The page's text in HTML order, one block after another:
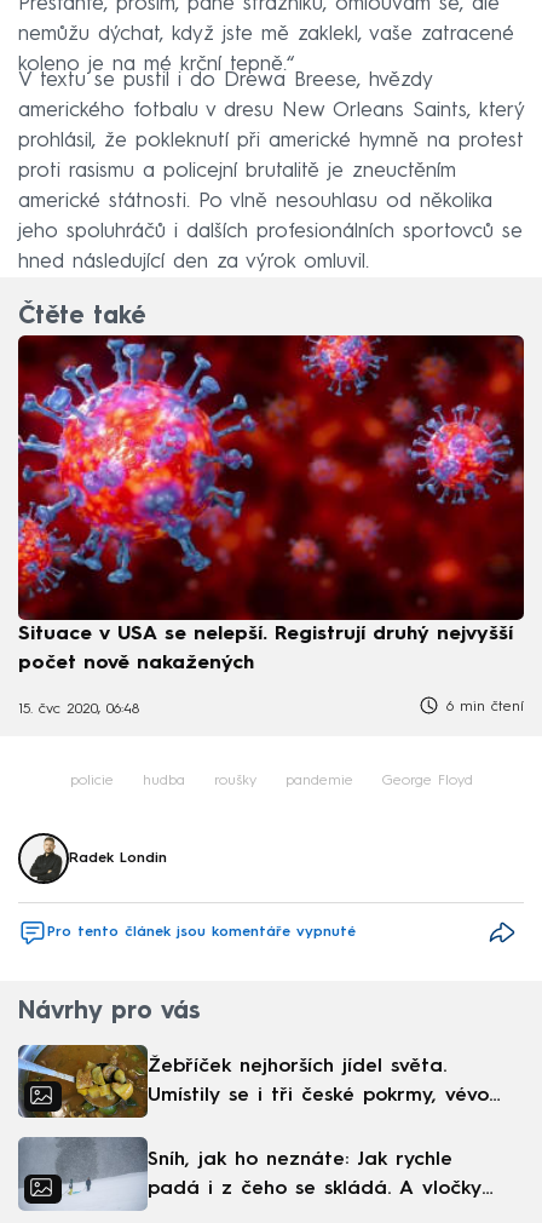
Přestaňte, prosím, pane strážníku, omlouvám se, ale
nemůžu dýchat, když jste mě zaklekl, vaše zatracené
koleno je na mé krční tepně.“
V textu se pustil i do Drewa Breese, hvězdy
amerického fotbalu v dresu New Orleans Saints, který
prohlásil, že pokleknutí při americké hymně na protest
proti rasismu a policejní brutalitě je zneuctěním
americké státnosti. Po vlně nesouhlasu od několika
jeho spoluhráčů i dalších profesionálních sportovců se
hned následující den za výrok omluvil.
Čtěte také
Situace v USA se nelepší. Registrují druhý nejvyšší
počet nově nakažených
15. čvc 2020, 06:48 6 min čtení
policie hudba roušky pandemie George Floyd
Radek Londin
Pro tento článek jsou komentáře vypnuté
Návrhy pro vás
Žebříček nejhorších jídel světa.
Umístily se i tři české pokrmy, vévodí
Sníh, jak ho neznáte: Jak rychle
padá i z čeho se skládá. A vločky